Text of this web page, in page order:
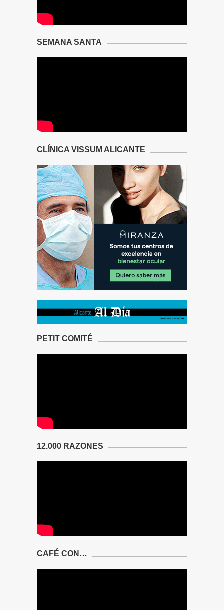
SEMANA SANTA
CLÍNICA VISSUM ALICANTE
PETIT COMITÉ
12.000 RAZONES
CAFÉ CON…